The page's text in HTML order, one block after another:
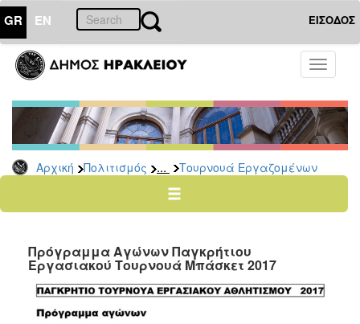
GR EN ΕΙΣΟΔΟΣ
Toggle
Αρχική Πολιτισμός ... Τουρνουά Εργαζομένων
ΠΟΛΙΤΙΣΜΟΣ
Ποδήλατα
ΤΟΠΟΣ
ΔΗΜΟΣ
ΑΝΘΕΚΤΙΚΗ
Πρόγραμμα Αγώνων Παγκρήτιου
Εργασιακού Τουρνουά Μπάσκετ 2017